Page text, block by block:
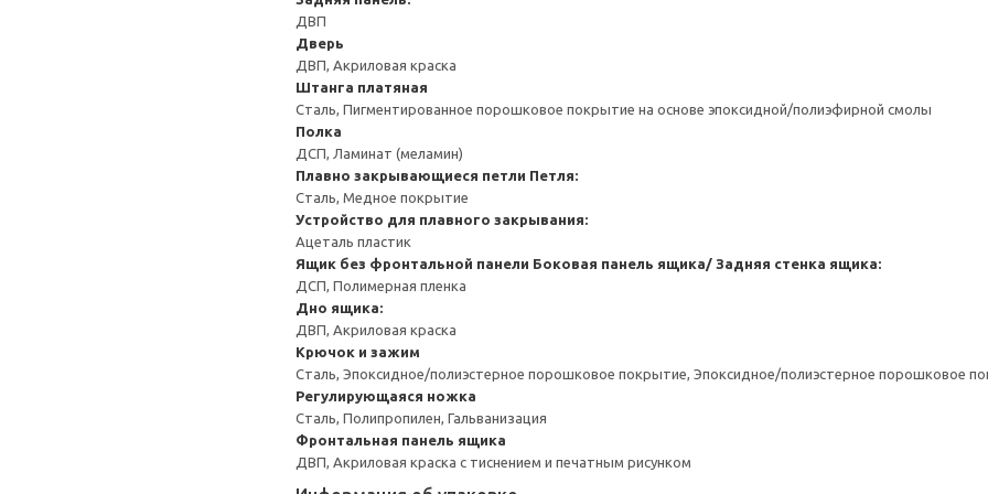
ДВП
Дверь
ДВП, Акриловая краска
Штанга платяная
Сталь, Пигментированное порошковое покрытие на основе эпоксидной/полиэфирной смолы
Полка
ДСП, Ламинат (меламин)
Плавно закрывающиеся петли Петля:
Сталь, Медное покрытие
Устройство для плавного закрывания:
Ацеталь пластик
Ящик без фронтальной панели Боковая панель ящика/ Задняя стенка ящика:
ДСП, Полимерная пленка
Дно ящика:
ДВП, Акриловая краска
Крючок и зажим
Сталь, Эпоксидное/полиэстерное порошковое покрытие, Эпоксидное/полиэстерное порошковое
Регулирующаяся ножка
Сталь, Полипропилен, Гальванизация
Фронтальная панель ящика
ДВП, Акриловая краска с тиснением и печатным рисунком